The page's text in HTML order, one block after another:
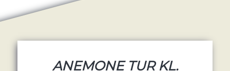
ANEMONE TUR KL.